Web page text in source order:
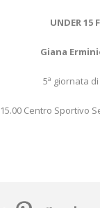
UNDER 15
Giana
5ª giornata
Centro Sportivo